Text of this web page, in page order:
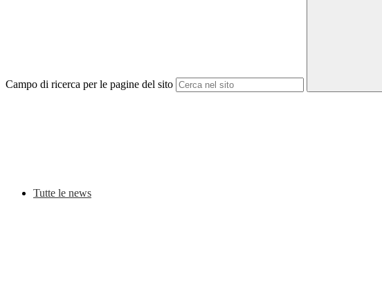
Campo di ricerca per le pagine del sito
Tutte le news